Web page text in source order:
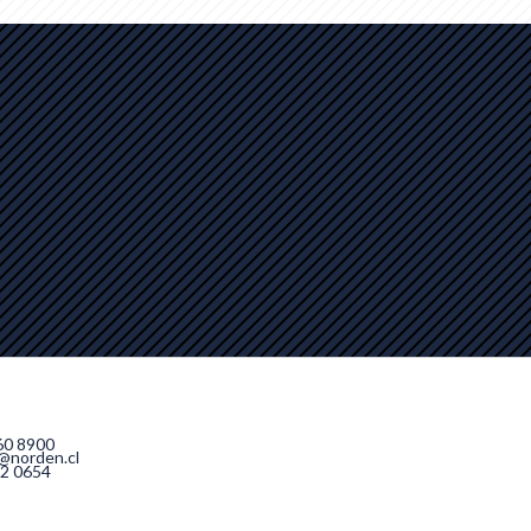
8900
0654